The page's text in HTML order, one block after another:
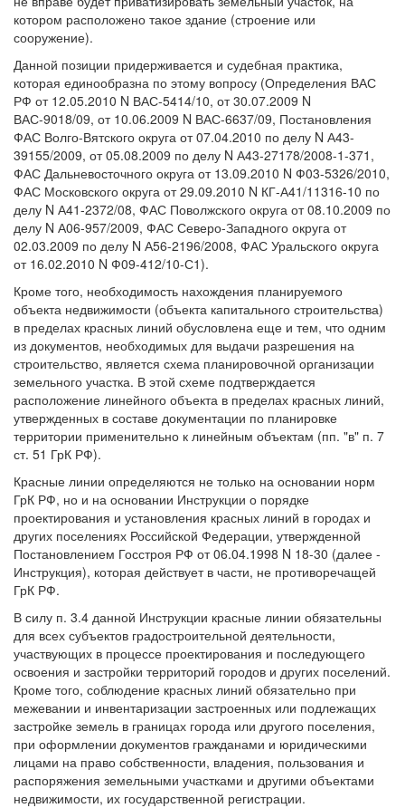
котором расположено такое здание (строение или
сооружение).
Данной позиции придерживается и судебная практика,
которая единообразна по этому вопросу (Определения ВАС
РФ от 12.05.2010 N ВАС-5414/10, от 30.07.2009 N
ВАС-9018/09, от 10.06.2009 N ВАС-6637/09, Постановления
ФАС Волго-Вятского округа от 07.04.2010 по делу N А43-
39155/2009, от 05.08.2009 по делу N А43-27178/2008-1-371,
ФАС Дальневосточного округа от 13.09.2010 N Ф03-5326/2010,
ФАС Московского округа от 29.09.2010 N КГ-А41/11316-10 по
делу N А41-2372/08, ФАС Поволжского округа от 08.10.2009 по
делу N А06-957/2009, ФАС Северо-Западного округа от
02.03.2009 по делу N А56-2196/2008, ФАС Уральского округа
от 16.02.2010 N Ф09-412/10-С1).
Кроме того, необходимость нахождения планируемого
объекта недвижимости (объекта капитального строительства)
в пределах красных линий обусловлена еще и тем, что одним
из документов, необходимых для выдачи разрешения на
строительство, является схема планировочной организации
земельного участка. В этой схеме подтверждается
расположение линейного объекта в пределах красных линий,
утвержденных в составе документации по планировке
территории применительно к линейным объектам (пп. "в" п. 7
ст. 51 ГрК РФ).
Красные линии определяются не только на основании норм
ГрК РФ, но и на основании Инструкции о порядке
проектирования и установления красных линий в городах и
других поселениях Российской Федерации, утвержденной
Постановлением Госстроя РФ от 06.04.1998 N 18-30 (далее -
Инструкция), которая действует в части, не противоречащей
ГрК РФ.
В силу п. 3.4 данной Инструкции красные линии обязательны
для всех субъектов градостроительной деятельности,
участвующих в процессе проектирования и последующего
освоения и застройки территорий городов и других поселений.
Кроме того, соблюдение красных линий обязательно при
межевании и инвентаризации застроенных или подлежащих
застройке земель в границах города или другого поселения,
при оформлении документов гражданами и юридическими
лицами на право собственности, владения, пользования и
распоряжения земельными участками и другими объектами
недвижимости, их государственной регистрации.